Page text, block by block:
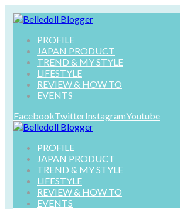
PROFILE
JAPAN PRODUCT
TREND & MY STYLE
LIFESTYLE
REVIEW & HOW TO
EVENTS
FacebookTwitterInstagramYoutube
PROFILE
JAPAN PRODUCT
TREND & MY STYLE
LIFESTYLE
REVIEW & HOW TO
EVENTS